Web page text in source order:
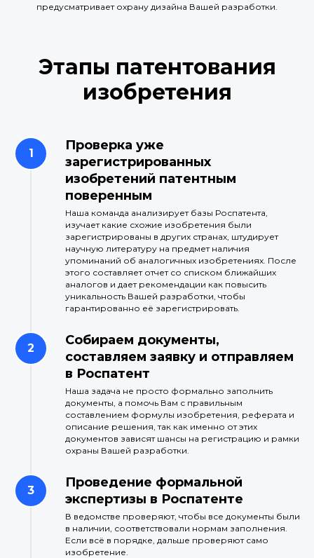
предусматривает охрану дизайна Вашей разработки.
Этапы патентования
изобретения
Проверка уже
зарегистрированных
изобретений патентным
поверенным
Наша команда анализирует базы Роспатента,
изучает какие схожие изобретения были
зарегистрированы в других странах, штудирует
научную литературу на предмет наличия
упоминаний об аналогичных изобретениях. После
этого составляет отчет со списком ближайших
аналогов и дает рекомендации как повысить
уникальность Вашей разработки, чтобы
гарантированно её зарегистрировать.
Собираем документы,
составляем заявку и отправляем
в Роспатент
Наша задача не просто формально заполнить
документы, а помочь Вам с правильным
составлением формулы изобретения, реферата и
описание решения, так как именно от этих
документов зависят шансы на регистрацию и рамки
охраны Вашей разработки.
Проведение формальной
экспертизы в Роспатенте
В ведомстве проверяют, чтобы все документы были
в наличии, соответствовали нормам заполнения.
Если всё в порядке, дальше проверяют само
изобретение.